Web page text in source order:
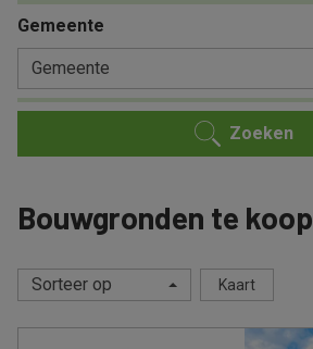
Gemeente
Gemeente
Zoeken
Bouwgronden te koop
Sorteer op Kaart